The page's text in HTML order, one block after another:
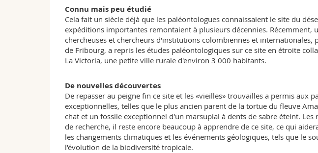
Connu mais peu étudié
Cela fait un siècle déjà que les paléontologues connaissaient le site du
expéditions importantes remontaient à plusieurs décennies. Récemment,
chercheuses et chercheurs d'institutions colombiennes et internationales,
de Fribourg, a repris les études paléontologiques sur ce site en étroite
La Victoria, une petite ville rurale d'environ 3 000 habitants.
De nouvelles découvertes
De repasser au peigne fin ce site et les «vieilles» trouvailles a permis aux
exceptionnelles, telles que le plus ancien parent de la tortue du fleuve
chat et un fossile exceptionnel d'un marsupial à dents de sabre éteint.
de recherche, il reste encore beaucoup à apprendre de ce site, ce qui
les changements climatiques et les événements géologiques, tels que le
l'évolution de la biodiversité tropicale.